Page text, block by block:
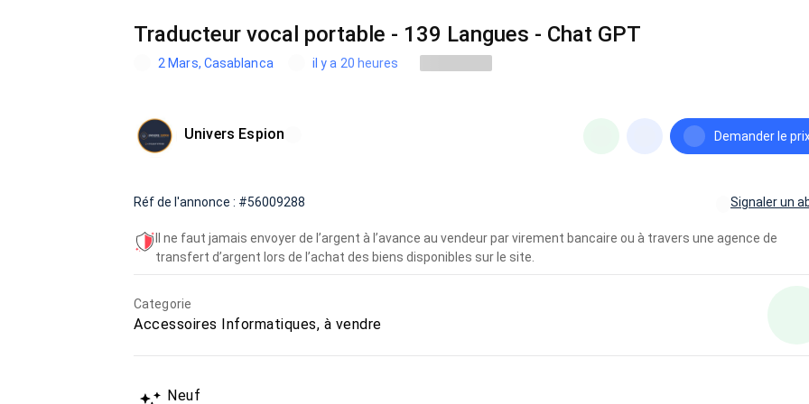
Traducteur vocal portable - 139 Langues - Chat GPT
2 Mars, Casablanca il y a 20 heures
Univers Espion Demander le
Réf de l'annonce : #56009288 Signaler un
Il ne faut jamais envoyer de l’argent à l’avance au vendeur par virement bancaire ou à travers une agence de
transfert d’argent lors de l’achat des biens disponibles sur le site.
Categorie
Accessoires Informatiques, à vendre
Neuf